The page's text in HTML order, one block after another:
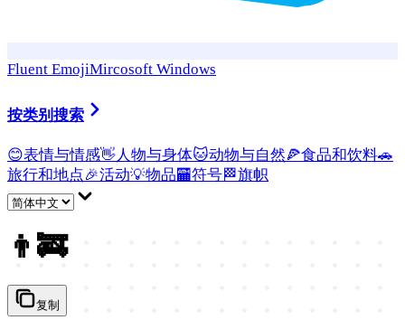
Fluent EmojiMircosoft Windows
按类别搜索
😊表情与情感👋 人物与身体🐱动物与自然🍕食品和饮料🚗
旅行和地点🎉活动💡物品🏧符号🏁旗帜
👨‍🚒
复制